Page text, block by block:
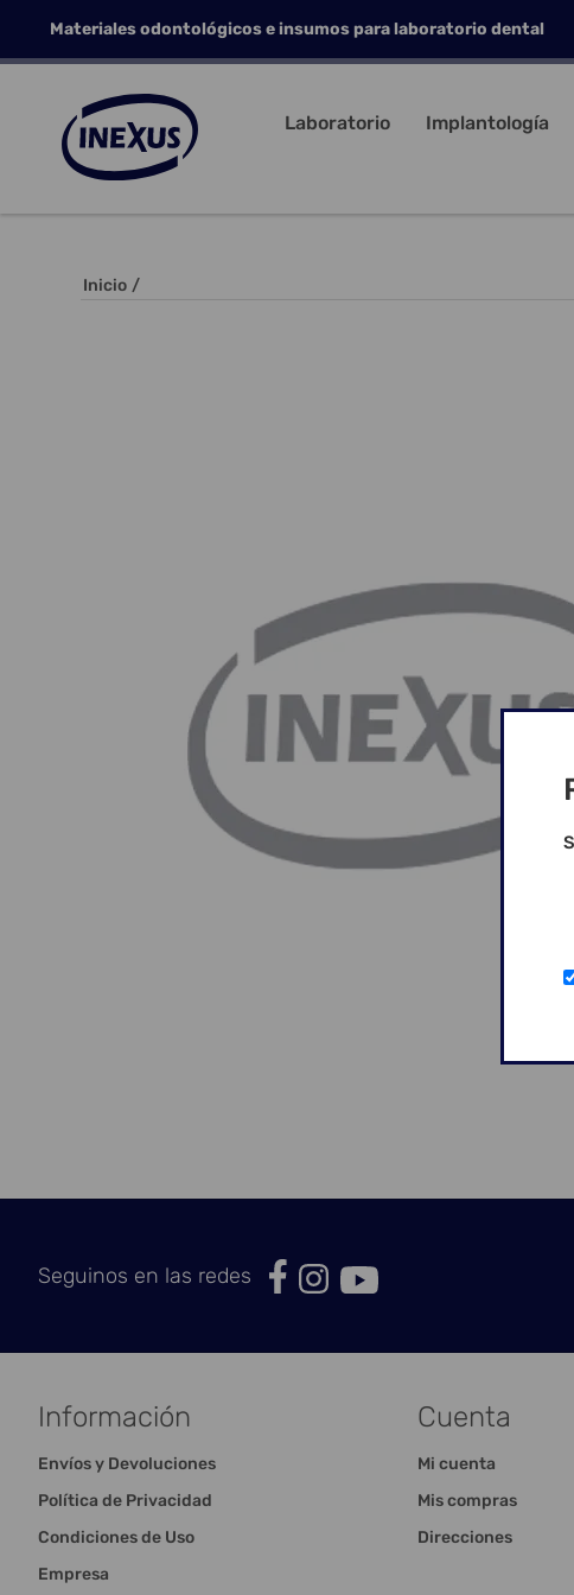
Materiales odontológicos e insumos para laboratorio dental
Laboratorio Implantología
Inicio /
Seguinos en las redes
Información
Envíos y Devoluciones
Política de Privacidad
Condiciones de Uso
Empresa
Cuenta
Mi cuenta
Mis compras
Direcciones